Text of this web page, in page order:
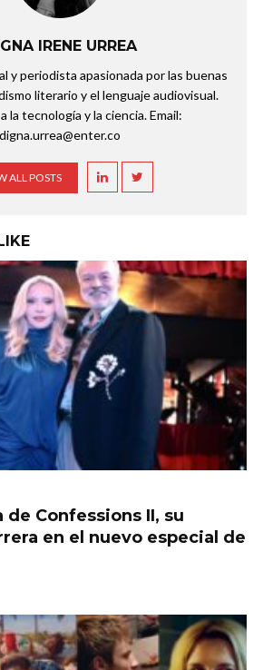
IRENE URREA
y periodista apasionada por las buenas
literario y el lenguaje audiovisual.
la tecnología y la ciencia. Email:
digna.urrea@enter.co
ALL POSTS
de Confessions II, su
en el nuevo especial de